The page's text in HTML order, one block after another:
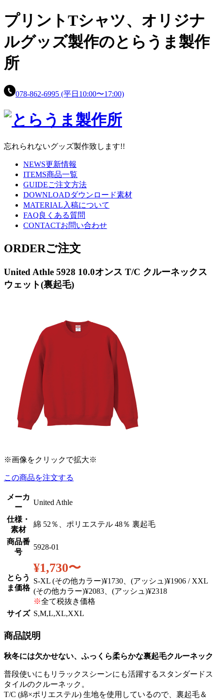
プリントTシャツ、 オリジナ
ルグッズ製作のとらうま製作
所
078-862-6995 (平日10:00〜17:00)
忘れられないグッズ製作致します!!
NEWS更新情報
ITEMS商品一覧
GUIDEご注文方法
DOWNLOADダウンロード素材
MATERIAL 入稿について
FAQ良くある質問
CONTACTお問い合わせ
ORDERご注文
United Athle 5928 10.0オンス T/C クルーネックス
ウェット(裏起毛)
※画像をクリックで拡大※
この商品を注文する
メーカ
ー
United Athle
仕様・
素材
綿 52％、ポリエステル 48％ 裏起毛
商品番
号
5928-01
とらう
ま価格
¥1,730〜
S-XL (その他カラー)¥1730、(アッシュ)¥1906 / XXL
(その他カラー)¥2083、(アッシュ)¥2318
※全て税抜き価格
サイズ S,M,L,XL,XXL
商品説明
秋冬には欠かせない、ふっくら柔らかな裏起毛クルーネック
普段使いにもリラックスシーンにも活躍するスタンダードス
タイルのクルーネック。
T/C (綿×ポリエステル) 生地を使用しているので、裏起毛＆